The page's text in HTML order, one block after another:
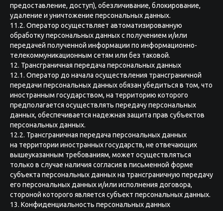
предоставление, доступ), обезличивание, блокирование,
удаление и уничтожение персональных данных.
11.2. Оператор осуществляет автоматизированную
обработку персональных данных с получением и/или
передачей полученной информации по информационно-
телекоммуникационным сетям или без таковой.
12. Трансграничная передача персональных данных
12.1. Оператор до начала осуществления трансграничной
передачи персональных данных обязан убедиться в том, что
иностранным государством, на территорию которого
предполагается осуществлять передачу персональных
данных, обеспечивается надежная защита прав субъектов
персональных данных.
12.2. Трансграничная передача персональных данных
на территории иностранных государств, не отвечающих
вышеуказанным требованиям, может осуществляться
только в случае наличия согласия в письменной форме
субъекта персональных данных на трансграничную передачу
его персональных данных и/или исполнения договора,
стороной которого является субъект персональных данных.
13. Конфиденциальность персональных данных